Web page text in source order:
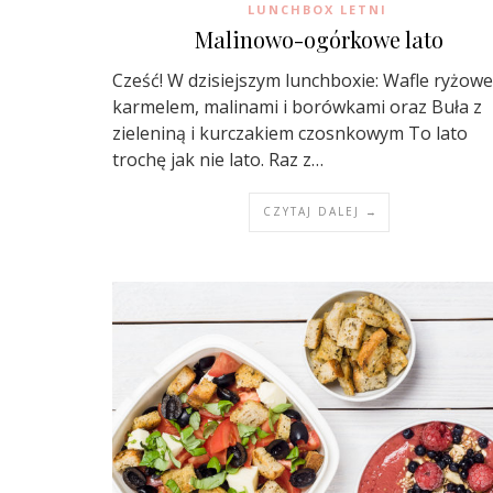
LUNCHBOX LETNI
Malinowo-ogórkowe lato
Cześć! W dzisiejszym lunchboxie: Wafle
karmelem, malinami i borówkami oraz Buła z
zieleniną i kurczakiem czosnkowym To lato
trochę jak nie lato. Raz z…
CZYTAJ DALEJ →